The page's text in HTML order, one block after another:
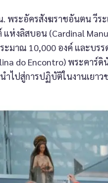
. พระอัครสังฆราชอันตน วี
แห่งลิสบอน (Cardinal
มาณ 10,000 องค์ และบรร
do Encontro) พระคาร์ดิ
ปสู่การปฏิบัติในงานเยาว